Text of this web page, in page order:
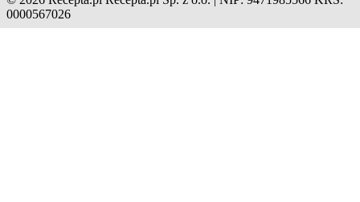
0000567026